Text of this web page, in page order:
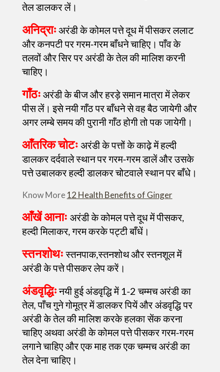
तेल डालकर लें।
अनिद्राःअरंडी के कोमल पत्ते दूध में पीसकर ललाट
और कनपटी पर गरम-गरम बाँधने चाहिए। पाँव के
तलवों और सिर पर अरंडी के तेल की मालिश करनी
चाहिए।
गाँठःअरंडी के बीज और हरड़े समान मात्रा में लेकर
पीस लें। इसे नयी गाँठ पर बाँधने से वह बैठ जायेगी और
अगर लम्बे समय की पुरानी गाँठ होगी तो पक जायेगी।
आँतरिक चोटः अरंडी के पत्तों के काढ़े में हल्दी
डालकर दर्दवाले स्थान पर गरम-गरम डालें और उसके
पत्ते उबालकर हल्दी डालकर चोटवाले स्थान पर बाँधे।
Know More12 Health Benefits of Ginger
आँखें आनाः अरंडी के कोमल पत्ते दूध में पीसकर,
हल्दी मिलाकर, गरम करके पट्टी बाँधें।
स्तनशोथःस्तनपाक,स्तनशोथ और स्तनशूल में
अरंडी के पत्ते पीसकर लेप करें।
अंडवृद्धिःनयी हुई अंडवृद्धि में 1-2 चम्मच अरंडी का
तेल, पाँच गुने गोमूत्र में डालकर पियें और अंडवृद्धि पर
अरंडी के तेल की मालिश करके हलका सेंक करना
चाहिए अथवा अरंडी के कोमल पत्ते पीसकर गरम-गरम
लगाने चाहिए और एक माह तक एक चम्मच अरंडी का
तेल देना चाहिए।